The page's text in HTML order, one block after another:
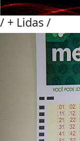
/ + Lidas/